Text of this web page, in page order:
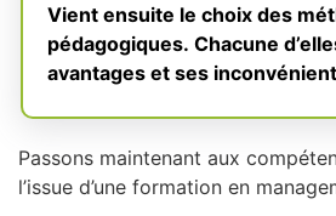
Vient ensuite le choix des
pédagogiques. Chacune
avantages et ses
Passons maintenant aux
l’issue d’une formation en